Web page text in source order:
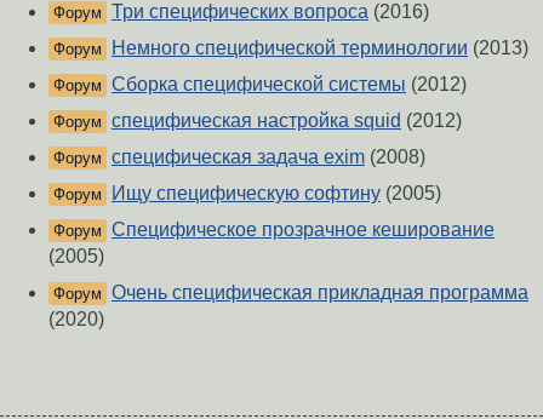
Форум Три специфических вопроса (2016)
Форум Немного специфической терминологии (2013)
Форум Сборка специфической системы (2012)
Форум специфическая настройка squid (2012)
Форум специфическая задача exim (2008)
Форум Ищу специфическую софтину (2005)
Форум Специфическое прозрачное кеширование
(2005)
Форум Очень специфическая прикладная программа
(2020)